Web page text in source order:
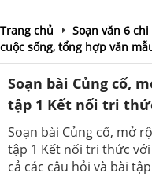
Trang chủ
Soạn văn 6
cuộc sống, tổng hợp văn
Soạn bài Củng cố,
tập 1 Kết nối tri
Soạn bài Củng cố, mở
tập 1 Kết nối tri thức
cả các câu hỏi và bài tập